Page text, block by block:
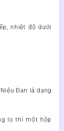
nhiệt độ dưới
Đan là dạng
lọ thì một hộp